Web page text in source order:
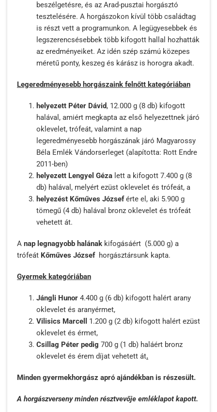
beszélgetésre, és az Arad-pusztai horgásztó
tesztelésére. A horgászokon kívül több családtag
is részt vett a programunkon. A legügyesebbek és
legszerencsésebbek több kifogott hallal hozhatták
az eredményeiket. Az idén szép számú közepes
méretű ponty, keszeg és kárász is horogra akadt.
Legeredményesebb horgászaink felnőtt kategóriában
helyezett Péter Dávid, 12.000 g (8 db) kifogott
halával, amiért megkapta az első helyezettnek járó
oklevelet, trófeát, valamint a nap
legeredményesebb horgászának járó Magyarossy
Béla Emlék Vándorserleget (alapította: Rott Endre
2011-ben)
helyezett Lengyel Géza lett a kifogott 7.400 g (8
db) halával, melyért ezüst oklevelet és trófeát, a
helyezést Kőműves Józseférte el, aki 5.900 g
tömegű (4 db) halával bronz oklevelet és trófeát
vehetett át.
A nap legnagyobb halának kifogásáért (5.000 g) a
trófeát Kőműves Józsefhorgásztársunk kapta.
Gyermek kategóriában
Jángli Hunor 4.400 g (6 db) kifogott halért arany
oklevelet és aranyérmet,
Vilisics Marcell 1.200 g (2 db) kifogott halért ezüst
oklevelet és érmet,
Csillag Péter pedig 700 g (1 db) haláért bronz
oklevelet és érem díjat vehetett át.
Minden gyermekhorgász apró ajándékban is részesült.
A horgászverseny minden résztvevője emléklapot kapott.